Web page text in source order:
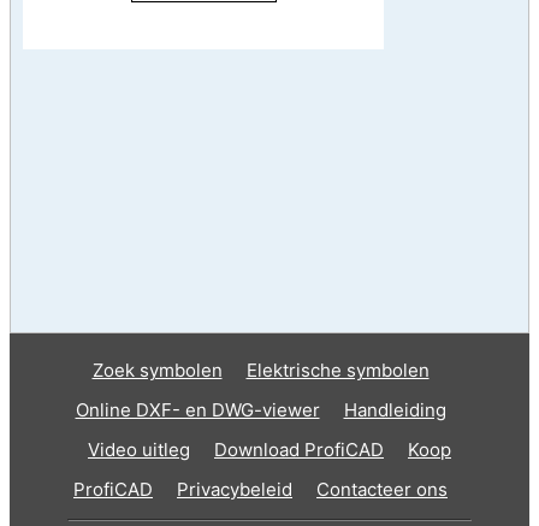
Zoek symbolen
Elektrische symbolen
Online DXF- en DWG-viewer
Handleiding
Video uitleg
Download ProfiCAD
Koop
ProfiCAD
Privacybeleid Contacteer ons